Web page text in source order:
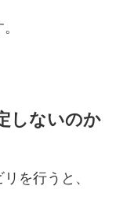
しないのか
を行うと、